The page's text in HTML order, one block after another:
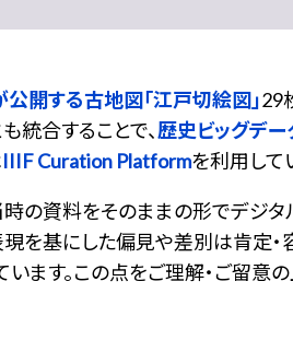
開する古地図「江戸切絵図」29
統合することで、歴史ビッグデー
IIIF Curation Platformを利用して
の資料をそのままの形でデジ
を基にした偏見や差別は肯定・
ます。この点をご理解・ご留意の